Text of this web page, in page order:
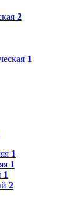
2
1
1
1
1
2